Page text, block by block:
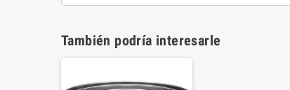
También podría interesarle